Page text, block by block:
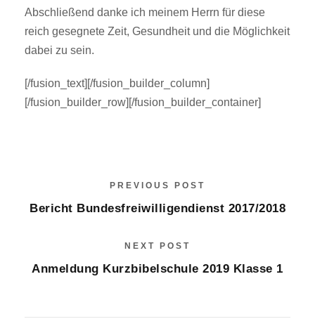
Abschließend danke ich meinem Herrn für diese
reich gesegnete Zeit, Gesundheit und die Möglichkeit
dabei zu sein.
[/fusion_text][/fusion_builder_column]
[/fusion_builder_row][/fusion_builder_container]
PREVIOUS POST
Bericht Bundesfreiwilligendienst 2017/2018
NEXT POST
Anmeldung Kurzbibelschule 2019 Klasse 1